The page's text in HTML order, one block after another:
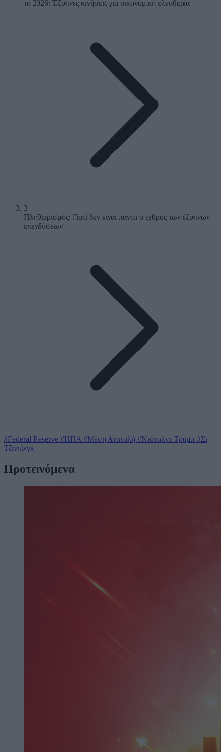
το 2026: Έξυπνες κινήσεις για οικονομική ελευθερία
3
Πληθωρισμός: Γιατί δεν είναι πάντα ο εχθρός των έξυπνων
επενδύσεων
#Federal Reserve #ΗΠΑ #Μέση Ανατολή #Ντόναλντ Τραμπ #Σι
Τζινπίνγκ
Προτεινόμενα